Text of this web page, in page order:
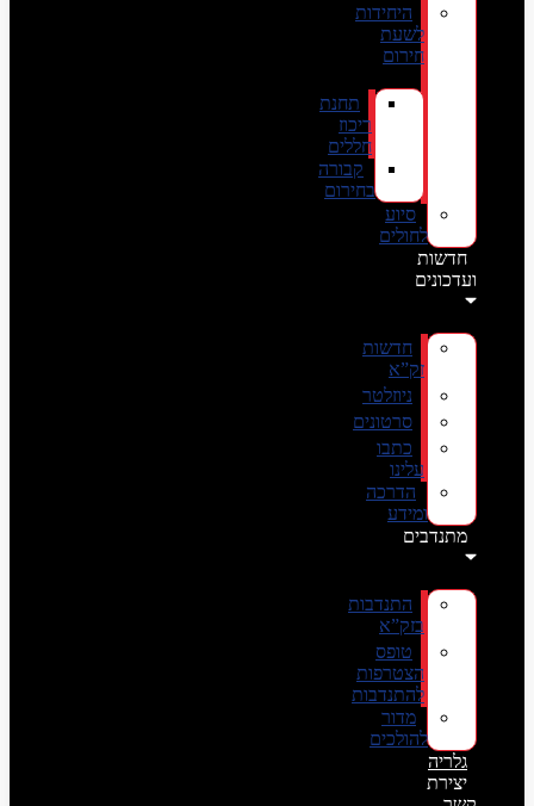
היחידות
לשעת
חירום
תחנת
ריכוז
חללים
קבורה
בחירום
סיוע
לחולים
חדשות
ועדכונים
חדשות
זק”א
ניוזלטר
סרטונים
כתבו
עלינו
הדרכה
ומידע
מתנדבים
התנדבות
בזק”א
טופס
הצטרפות
להתנדבות
מדור
להולכים
גלריה
יצירת